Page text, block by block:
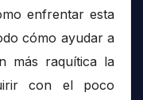
enfrentar esta
cómo ayudar a
más raquítica la
con el poco